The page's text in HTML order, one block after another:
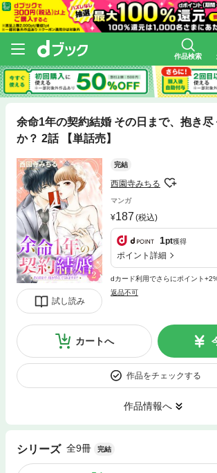
作品検索
余命1年の契約結婚 その日まで、抱き
か？ 2話 【単話売】
試し読み
完結
西園寺みちる
マンガ
187 (税込)
1pt獲得
ポイント詳細
dカード利用でさらにポイント
返品不可
カートへ
作品をチェックする
作品情報へ
シリーズ 全9冊 完結